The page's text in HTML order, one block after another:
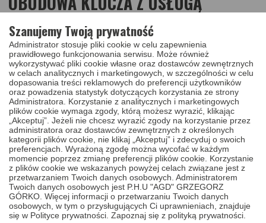
WYMIANY HYUNDAI I30, IX35, I40,
TUSCON, ELANTRA, SANTA FE,
SONATA 2011 - 2024
Nowa obudowa klucza z usługą wymiany i docięcia grotu Hyundai
i30, ix35, i40, Tuscon, Elantra, Santa Fe, Sonata 2011 - 2024.
Obudowy kluczy wymieniamy w ciągu jednego dnia roboczego.
Cena
220,00 PLN DODAJDO KOSZYKA
3. Czy naprawa klucza Hyundai jest lepszym
rozwiązaniem niż dorobienie nowego?
Zdecydowanie tak! Naprawa klucza jest znacznie tańsza i szybsza
Szanujemy Twoją prywatność
Administrator stosuje pliki cookie w celu zapewnienia
prawidłowego funkcjonowania serwisu. Może również
wykorzystywać pliki cookie własne oraz dostawców zewnętrznych
w celach analitycznych i marketingowych, w szczególności w celu
dopasowania treści reklamowych do preferencji użytkowników
oraz powadzenia statystyk dotyczących korzystania ze strony
Administratora. Korzystanie z analitycznych i marketingowych
plików cookie wymaga zgody, którą możesz wyrazić, klikając
„Akceptuj”. Jeżeli nie chcesz wyrazić zgody na korzystanie przez
administratora oraz dostawców zewnętrznych z określonych
kategorii plików cookie, nie klikaj „Akceptuj” i zdecyduj o swoich
preferencjach. Wyrażoną zgodę można wycofać w każdym
momencie poprzez zmianę preferencji plików cookie. Korzystanie
z plików cookie we wskazanych powyżej celach związane jest z
przetwarzaniem Twoich danych osobowych. Administratorem
Twoich danych osobowych jest P.H.U "AGD" GRZEGORZ
GÓRKO. Więcej informacji o przetwarzaniu Twoich danych
osobowych, w tym o przysługujących Ci uprawnieniach, znajduje
się w Polityce prywatności. Zapoznaj się z polityką prywatności.